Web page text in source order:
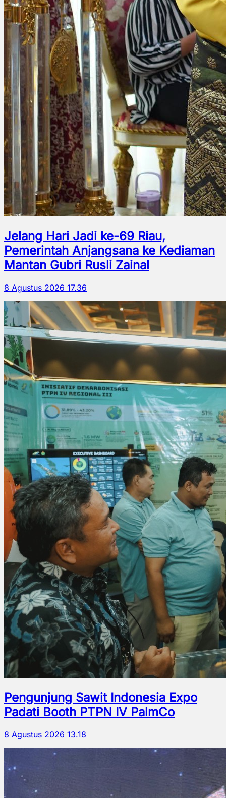
Jelang Hari Jadi ke-69 Riau,
Pemerintah Anjangsana ke Kediaman
Mantan Gubri Rusli Zainal
8 Agustus 2026 17.36
Pengunjung Sawit Indonesia Expo
Padati Booth PTPN IV PalmCo
8 Agustus 2026 13.18